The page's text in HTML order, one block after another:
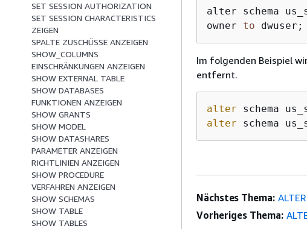
SET SESSION AUTHORIZATION
SET SESSION CHARACTERISTICS
ZEIGEN
SPALTE ZUSCHÜSSE ANZEIGEN
SHOW_COLUMNS
EINSCHRÄNKUNGEN ANZEIGEN
SHOW EXTERNAL TABLE
SHOW DATABASES
FUNKTIONEN ANZEIGEN
SHOW GRANTS
SHOW MODEL
SHOW DATASHARES
PARAMETER ANZEIGEN
RICHTLINIEN ANZEIGEN
SHOW PROCEDURE
VERFAHREN ANZEIGEN
SHOW SCHEMAS
SHOW TABLE
SHOW TABLES
alter schema
owner to dwuser;
Im folgenden Beispiel
entfernt.
alter schema
alter schema
Nächstes Thema:
Vorheriges Thema: